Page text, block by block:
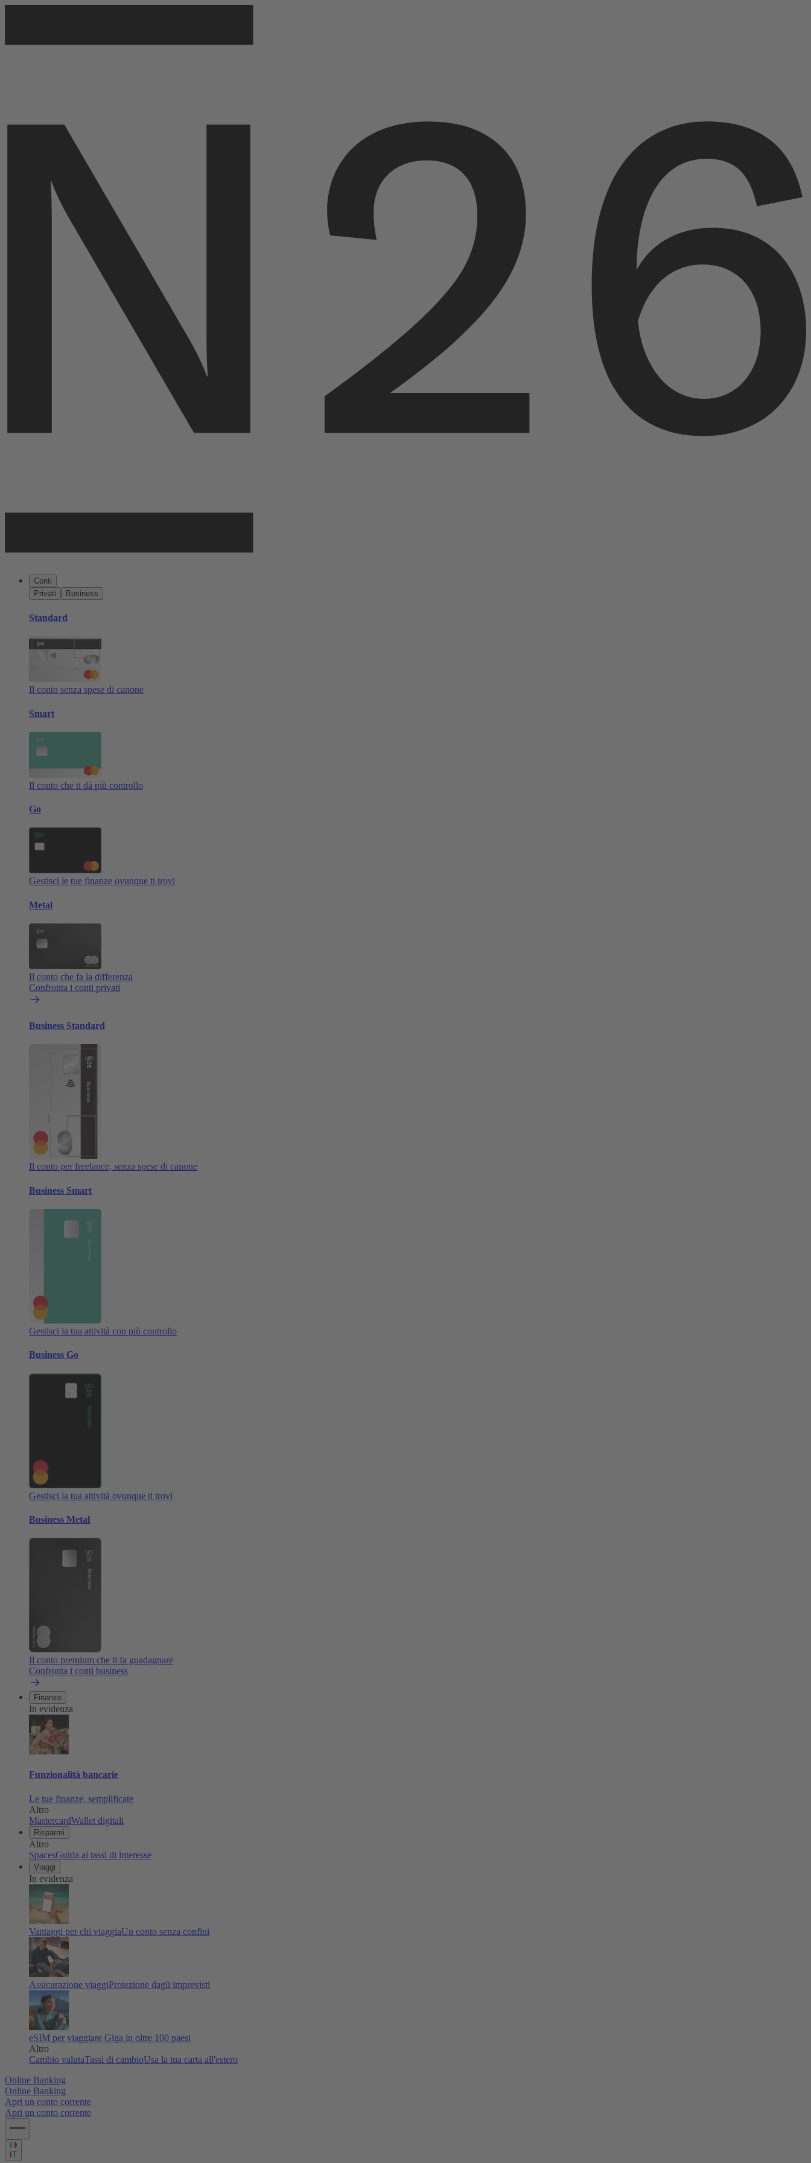
Conti
Privati
Business
Standard
Il conto senza spese di canone
Smart
Il conto che ti dà più controllo
Go
Gestisci le tue finanze ovunque ti trovi
Metal
Il conto che fa la differenza
Confronta i conti privati
Business Standard
Il conto per freelance, senza spese di canone
Business Smart
Gestisci la tua attività con più controllo
Business Go
Gestisci la tua attività ovunque ti trovi
Business Metal
Il conto premium che ti fa guadagnare
Confronta i conti business
Finanze
In evidenza
Funzionalità bancarie
Le tue finanze, semplificate
Altro
MastercardWallet digitali
Risparmi
Altro
SpacesGuida ai tassi di interesse
Viaggi
In evidenza
Vantaggi per chi viaggiaUn conto senza confini
Assicurazione viaggiProtezione dagli imprevisti
eSIM per viaggiare Giga in oltre 100 paesi
Altro
Cambio valutaTassi di cambioUsa la tua carta all'estero
Online Banking
Online Banking
Apri un conto corrente
Apri un conto corrente
IT